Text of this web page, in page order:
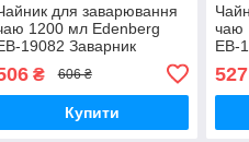
для заварювання
1200 мл Edenberg
19082 Заварник
₴ 606 ₴
Купити
чаю
EB-
527